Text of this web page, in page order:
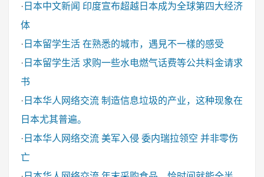
· 日本中文新闻 印度宣布超越日本成为全球第四大经济
体
· 日本留学生活 在熟悉的城市，遇見不一樣的感受
· 日本留学生活 求购一些水电燃气话费等公共料金请求
书
· 日本华人网络交流 制造信息垃圾的产业，这种现象在
日本尤其普遍。
· 日本华人网络交流 美军入侵 委内瑞拉领空 并非零伤
亡